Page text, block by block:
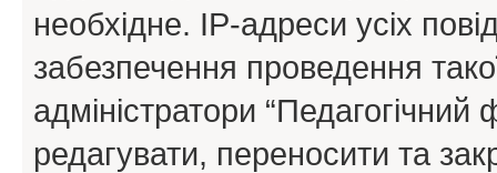
необхідне. IP-адреси усіх
забезпечення проведення
адміністратори
редагувати, переносити та